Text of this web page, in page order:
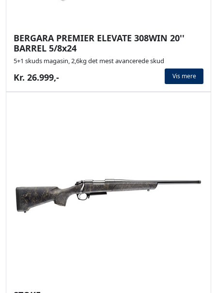
BERGARA PREMIER ELEVATE 308WIN 20''
BARREL 5/8x24
5+1 skuds magasin, 2,6kg det mest avancerede skud
Kr. 26.999,- Vis mere